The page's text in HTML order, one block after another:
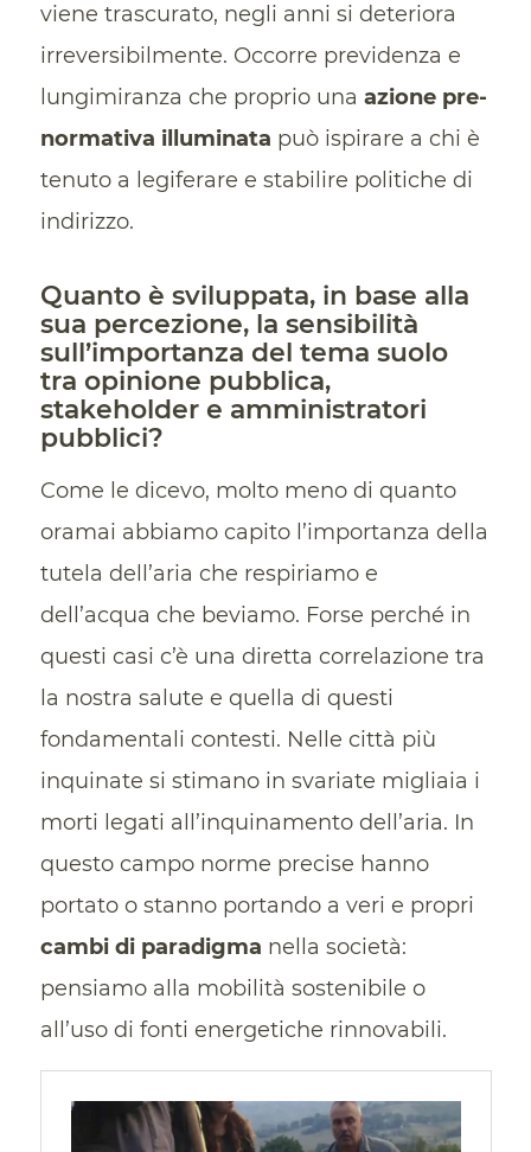
viene trascurato, negli anni si deteriora
irreversibilmente. Occorre previdenza e
lungimiranza che proprio una azione pre-
normativa illuminata può ispirare a chi è
tenuto a legiferare e stabilire politiche di
indirizzo.
Quanto è sviluppata, in base alla
sua percezione, la sensibilità
sull’importanza del tema suolo
tra opinione pubblica,
stakeholder e amministratori
pubblici?
Come le dicevo, molto meno di quanto
oramai abbiamo capito l’importanza della
tutela dell’aria che respiriamo e
dell’acqua che beviamo. Forse perché in
questi casi c’è una diretta correlazione tra
la nostra salute e quella di questi
fondamentali contesti. Nelle città più
inquinate si stimano in svariate migliaia i
morti legati all’inquinamento dell’aria. In
questo campo norme precise hanno
portato o stanno portando a veri e propri
cambi di paradigma nella società:
pensiamo alla mobilità sostenibile o
all’uso di fonti energetiche rinnovabili.